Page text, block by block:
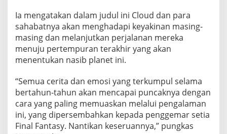
Ia mengatakan dalam judul ini Cloud dan para
sahabatnya akan menghadapi keyakinan masing-
masing dan melanjutkan perjalanan mereka
menuju pertempuran terakhir yang akan
menentukan nasib planet ini.
“Semua cerita dan emosi yang terkumpul selama
bertahun-tahun akan mencapai puncaknya dengan
cara yang paling memuaskan melalui pengalaman
ini, yang dipersembahkan kepada penggemar setia
Final Fantasy. Nantikan keseruannya,” pungkas